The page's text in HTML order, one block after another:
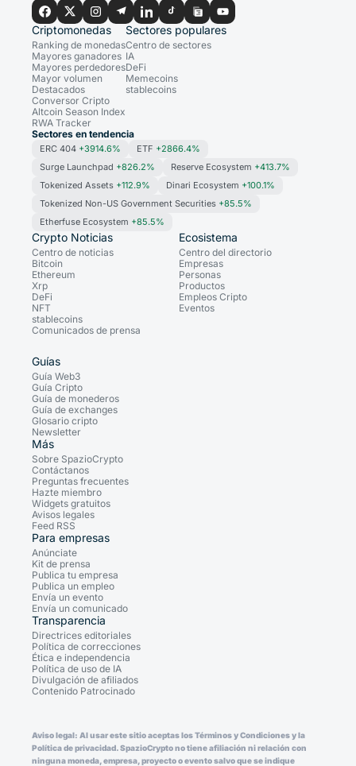
Criptomonedas
Ranking de monedas
Mayores ganadores
Mayores perdedores
Mayor volumen
Destacados
Conversor Cripto
Altcoin Season Index
RWA Tracker
Sectores populares
Centro de sectores
IA
DeFi
Memecoins
stablecoins
Sectores en tendencia
ERC 404 +3914.6% ETF +2866.4%
Surge Launchpad +826.2% Reserve Ecosystem +413.7%
Tokenized Assets +112.9% Dinari Ecosystem +100.1%
Tokenized Non-US Government Securities +85.5%
Etherfuse Ecosystem +85.5%
Crypto Noticias
Centro de noticias
Bitcoin
Ethereum
Xrp
DeFi
NFT
stablecoins
Comunicados de prensa
Ecosistema
Centro del directorio
Empresas
Personas
Productos
Empleos Cripto
Eventos
Guías
Guía Web3
Guía Cripto
Guía de monederos
Guía de exchanges
Glosario cripto
Newsletter
Más
Sobre SpazioCrypto
Contáctanos
Preguntas frecuentes
Hazte miembro
Widgets gratuitos
Avisos legales
Feed RSS
Para empresas
Anúnciate
Kit de prensa
Publica tu empresa
Publica un empleo
Envía un evento
Envía un comunicado
Transparencia
Directrices editoriales
Política de correcciones
Ética e independencia
Política de uso de IA
Divulgación de afiliados
Contenido Patrocinado
Aviso legal: Al usar este sitio aceptas los Términos y Condiciones y la
Política de privacidad. SpazioCrypto no tiene afiliación ni relación con
ninguna moneda, empresa, proyecto o evento salvo que se indique